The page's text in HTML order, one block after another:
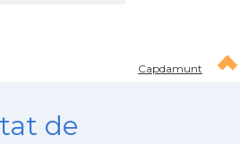
Capdamunt
de